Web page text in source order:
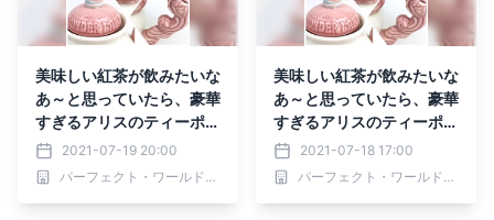
美味しい紅茶が飲みたいな
あ～と思っていたら、豪華
すぎるアリスのティーポッ
トを発見！そういえばアリ
スと言えばお茶会だよね♪
(おすすめ茶葉の紹介もあ
2021-07-19 20:00
パーフェクト・ワールド株式会社
美味しい紅茶が飲みたいな
あ～と思っていたら、豪華
すぎるアリスのティーポッ
トを発見！そういえばアリ
スと言えばお茶会だよね♪
(おすすめ茶葉の紹介もあ
2021-07-18 17:00
パーフェクト・ワールド株式会社